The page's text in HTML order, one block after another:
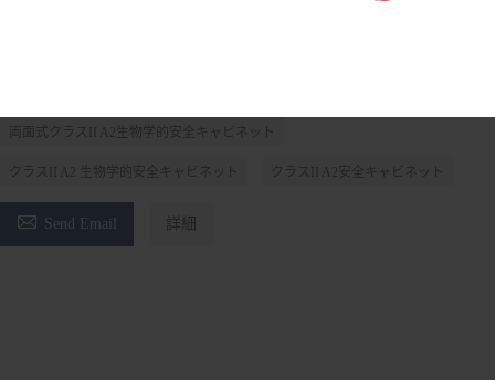
両面式クラスII A2生物学的安全キャビネット
クラスII A2 生物学的安全キャビネット クラスII A2安全キャビネット
 Send Email 詳細